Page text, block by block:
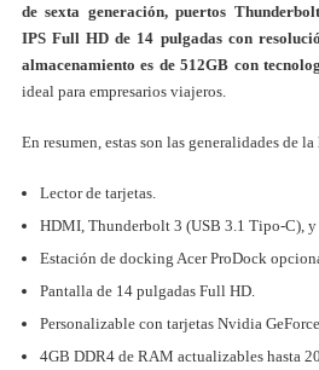
de sexta generación, puertos
IPS Full HD de 14 pulgadas con
almacenamiento es de 512GB con
ideal para empresarios viajeros.
En resumen, estas son las generalidades de
Lector de tarjetas.
HDMI, Thunderbolt 3 (USB 3.1 Tipo-C), y
Estación de docking Acer ProDock
Pantalla de 14 pulgadas Full HD.
Personalizable con tarjetas Nvidia
4GB DDR4 de RAM actualizables hasta